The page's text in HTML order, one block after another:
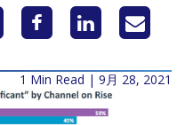
1 Min Read | 9月 28, 2021